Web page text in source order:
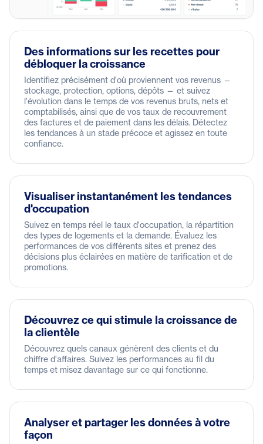
Des informations sur les recettes pour
débloquer la croissance
Identifiez précisément d'où proviennent vos revenus —
stockage, protection, options, dépôts — et suivez
l'évolution dans le temps de vos revenus bruts, nets et
comptabilisés, ainsi que de vos taux de recouvrement
des factures et de paiement dans les délais. Détectez
les tendances à un stade précoce et agissez en toute
confiance.
Visualiser instantanément les tendances
d'occupation
Suivez en temps réel le taux d'occupation, la répartition
des types de logements et la demande. Évaluez les
performances de vos différents sites et prenez des
décisions plus éclairées en matière de tarification et de
promotions.
Découvrez ce qui stimule la croissance de
la clientèle
Découvrez quels canaux génèrent des clients et du
chiffre d'affaires. Suivez les performances au fil du
temps et misez davantage sur ce qui fonctionne.
Analyser et partager les données à votre
façon